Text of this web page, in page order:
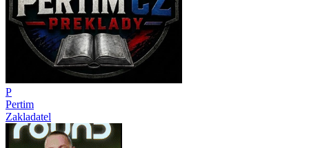
P
Pertim
Zakladatel